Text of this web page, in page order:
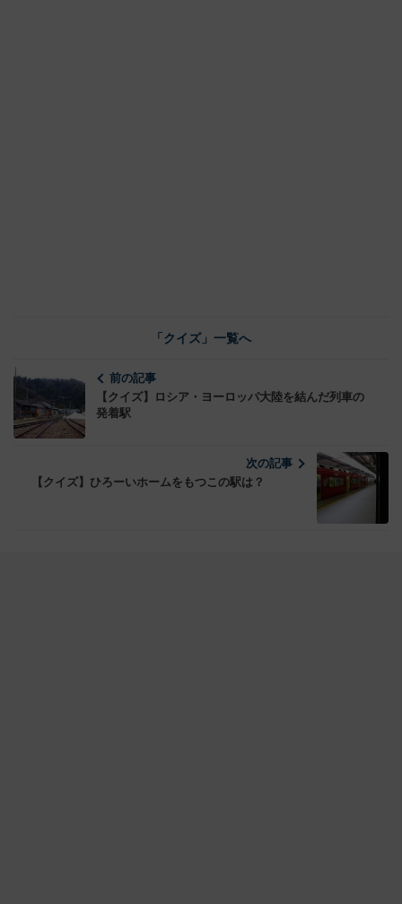
「クイズ」一覧へ
前の記事
【クイズ】ロシア・ヨーロッパ大陸を結んだ列車の
発着駅
次の記事
【クイズ】ひろーいホームをもつこの駅は？